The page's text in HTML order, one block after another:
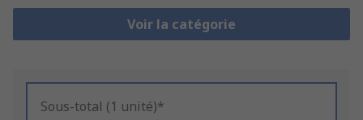
Voir la catégorie
Sous-total (1 unité)*